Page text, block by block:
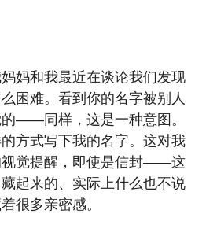
妈和我最近在谈论我们发现
困难。看到你的名字被别人
——同样，这是一种意图。
方式写下我的名字。这对我
视觉提醒，即使是信封——这
起来的、实际上什么也不说
很多亲密感。